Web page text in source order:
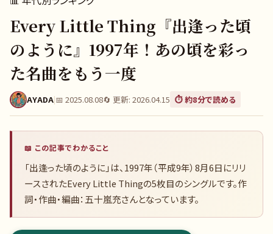
Every Little Thing『出逢った頃
のように』1997年！あの頃を彩っ
た名曲をもう一度
AYADA|📅 2025.08.08🔄 更新: 2026.04.15 ⏱️ 約8分で読める
📖 この記事でわかること
「出逢った頃のように」は、1997年（平成9年）8月6日にリリ
ースされたEvery Little Thingの5枚目のシングルです。作
詞・作曲・編曲：五十嵐充さんとなっています。